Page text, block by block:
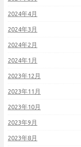
2024年4月
2024年3月
2024年2月
2024年1月
2023年12月
2023年11月
2023年10月
2023年9月
2023年8月